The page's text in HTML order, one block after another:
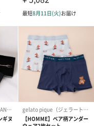
【誕生
キーピン
）
コットン巾着
とう】 M（
届け可能日が通常より